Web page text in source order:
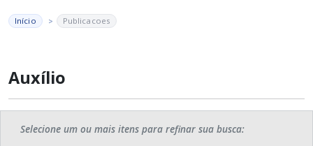
Início Publicacoes
Auxílio
Selecione um ou mais itens para refinar sua busca: